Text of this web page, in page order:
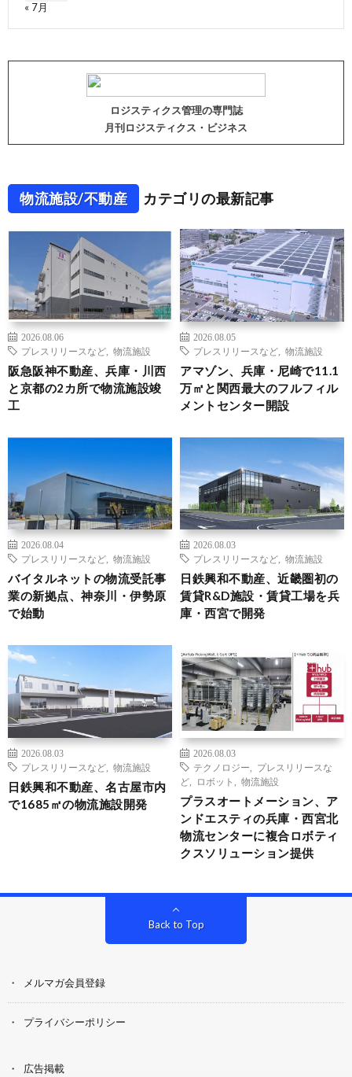
« 7月
ロジスティクス管理の専門誌
月刊ロジスティクス・ビジネス
物流施設/不動産 カテゴリの最新記事
2026.08.06
プレスリリースなど
物流施設
阪急阪神不動産、兵庫・川西
と京都の2カ所で物流施設竣
工
2026.08.05
プレスリリースなど
物流施設
アマゾン、兵庫・尼崎で11.1
万㎡と関西最大のフルフィル
メントセンター開設
2026.08.04
プレスリリースなど
物流施設
バイタルネットの物流受託事
業の新拠点、神奈川・伊勢原
で始動
2026.08.03
プレスリリースなど
物流施設
日鉄興和不動産、近畿圏初の
賃貸R&D施設・賃貸工場を兵
庫・西宮で開発
2026.08.03
プレスリリースなど
物流施設
日鉄興和不動産、名古屋市内
で1685㎡の物流施設開発
2026.08.03
テクノロジー
プレスリリースな
ど
ロボット 物流施設
プラスオートメーション、ア
ンドエスティの兵庫・西宮北
物流センターに複合ロボティ
クスソリューション提供
Back to Top
メルマガ会員登録
プライバシーポリシー
広告掲載